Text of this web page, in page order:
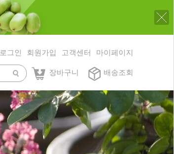
로그인 회원가입 고객센터 마이페이지
장바구니 배송조회
닫기